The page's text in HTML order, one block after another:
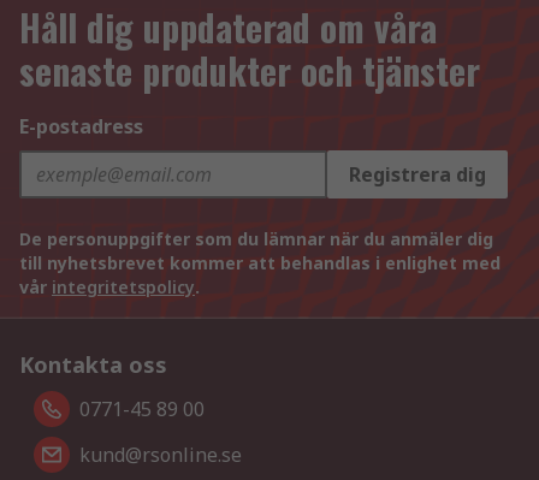
Håll dig uppdaterad om våra
senaste produkter och tjänster
E-postadress
Registrera dig
De personuppgifter som du lämnar när du anmäler dig
till nyhetsbrevet kommer att behandlas i enlighet med
vår integritetspolicy.
Kontakta oss
0771-45 89 00
kund@rsonline.se